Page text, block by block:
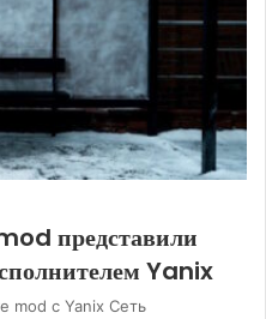
представили
Yanix
mod с Yanix Сеть